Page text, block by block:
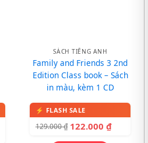
SÁCH TIẾNG ANH
Family and Friends 3 2nd
Edition Class book – Sách
in màu, kèm 1 CD
129.000₫ 122.000 ₫